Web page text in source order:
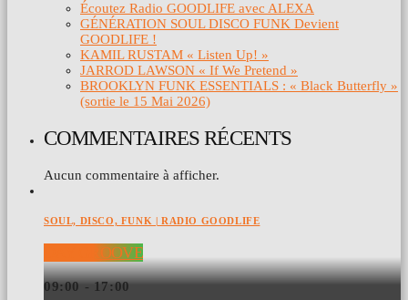
Écoutez Radio GOODLIFE avec ALEXA
GÉNÉRATION SOUL DISCO FUNK Devient
GOODLIFE !
KAMIL RUSTAM « Listen Up! »
JARROD LAWSON « If We Pretend »
BROOKLYN FUNK ESSENTIALS : « Black Butterfly »
(sortie le 15 Mai 2026)
COMMENTAIRES RÉCENTS
Aucun commentaire à afficher.
SOUL, DISCO, FUNK | RADIO GOODLIFE
DAY GROOVE
09:00 - 17:00